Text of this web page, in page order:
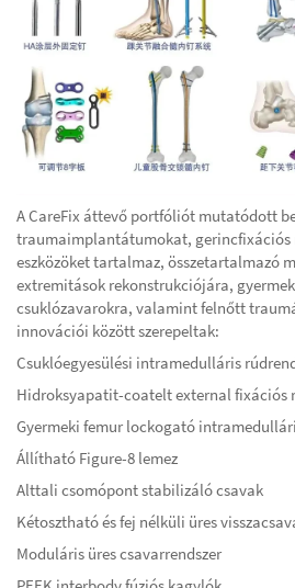
A CareFix áttevő portfóliót mutatódott
traumaimplantátumokat, gerincfixációs
eszközöket tartalmaz, összetartalmazó
extremitások rekonstrukciójára,
csuklózavarokra, valamint felnőtt
innovációi között szerepeltak:
Csuklóegyesülési intramedulláris
Hidroksyapatit-coatelt external fixációs
Gyermeki femur lockogató
Állítható Figure-8 lemez
Alttali csomópont stabilizáló csavak
Kétosztható és fej nélküli üres
Moduláris üres csavarrendszer